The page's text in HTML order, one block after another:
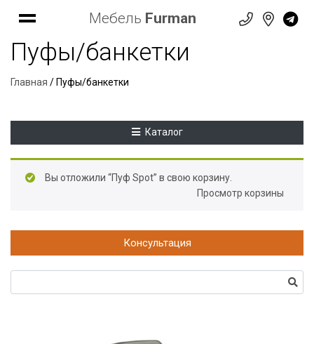
Мебель Furman
Пуфы/банкетки
Главная / Пуфы/банкетки
Каталог
Вы отложили “Пуф Spot” в свою корзину.
Просмотр корзины
Консультация